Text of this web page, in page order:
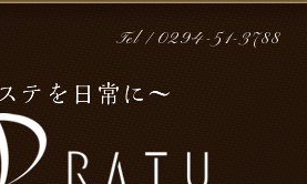
Tel / 0294-51-3788